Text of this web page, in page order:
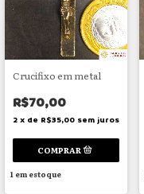
Crucifixo em metal
R$70,00
2 x de R$35,00 sem juros
1em estoque